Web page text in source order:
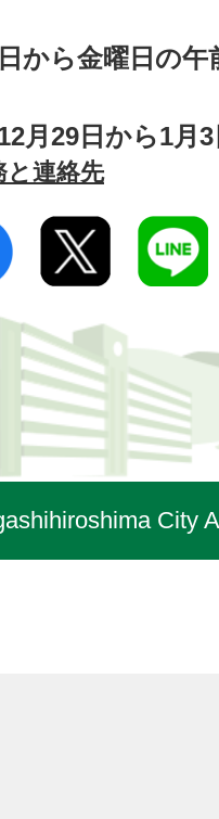
から金曜日の午
月29日から1月
と連絡先
City